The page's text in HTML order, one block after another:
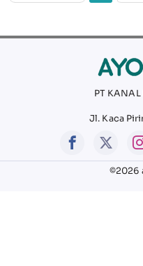
PT
Jl. Kaca
©2026